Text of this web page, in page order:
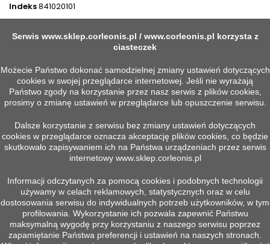
Indeks841020101
2 INNYCH PRODUKTÓW W TEJ SAMEJ KATEGORII:
>
Szybki podgląd
MECHANIZM WCIĄGARKI
37AFC50 F12 VECTOR
Więcej
Szybki podgląd
TARCZA HAMULCA
WCIĄGARKI K9D
Więcej
Serwis www.sklep.corleonis.pl / www.corleonis.pl korzysta z
ciasteczek
Możecie Państwo dokonać samodzielnej zmiany ustawień dotyczących
cookies w swojej przeglądarce internetowej. Jeśli nie wyrażają
Państwo zgody na korzystanie przez nasz serwis z plików cookies,
prosimy o zmianę ustawień w przeglądarce lub opuszczenie serwisu.
Dalsze korzystanie z serwisu bez zmiany ustawień dotyczących
cookies w przeglądarce oznacza akceptację plików cookies, co będzie
skutkowało zapisywaniem ich na Państwa urządzeniach przez serwis
internetowy www.sklep.corleonis.pl
Informacji odczytanych za pomocą cookies i podobnych technologii
używamy w celach reklamowych, statystycznych oraz w celu
dostosowania serwisu do indywidualnych potrzeb użytkowników, w tym
profilowania. Wykorzystanie ich pozwala zapewnić Państwu
maksymalną wygodę przy korzystaniu z naszego serwisu poprzez
zapamiętanie Państwa preferencji i ustawień na naszych stronach.